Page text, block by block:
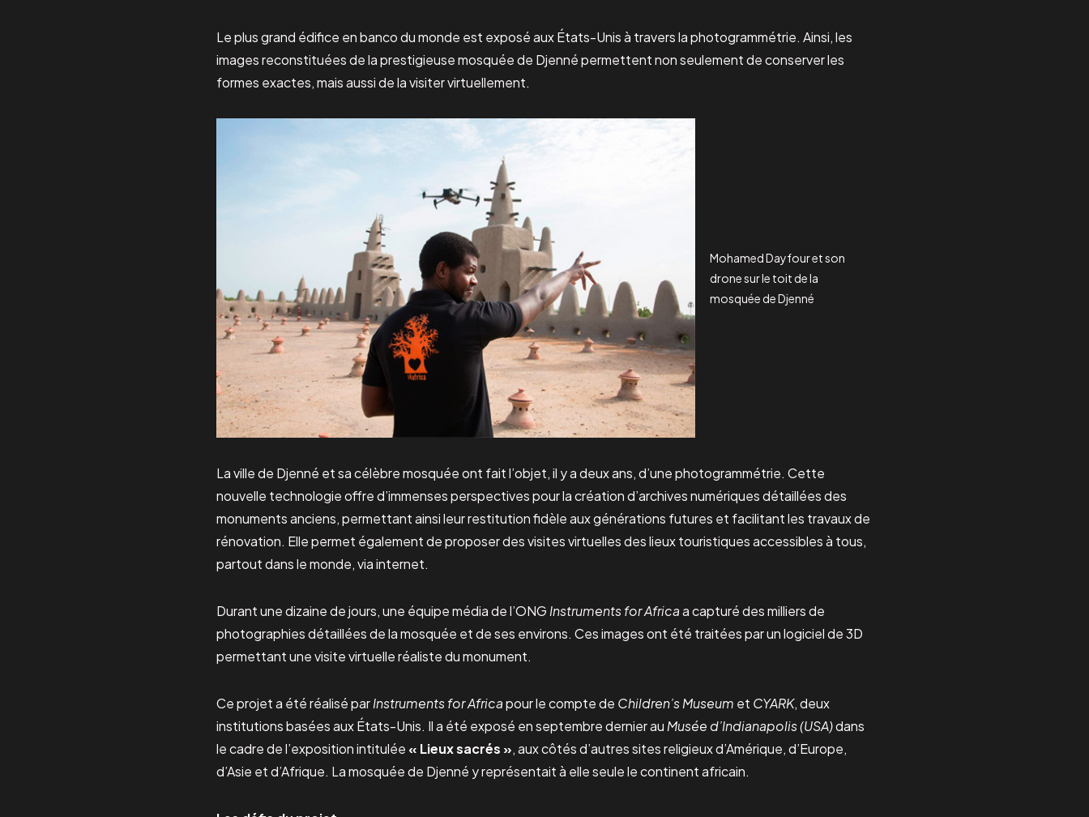
Le plus grand édifice en banco du monde est exposé aux États-Unis à travers la photogrammétrie. Ainsi, les
images reconstituées de la prestigieuse mosquée de Djenné permettent non seulement de conserver les
formes exactes, mais aussi de la visiter virtuellement.
Mohamed Dayfour et son
drone sur le toit de la
mosquée de Djenné
La ville de Djenné et sa célèbre mosquée ont fait l’objet, il y a deux ans, d’une photogrammétrie. Cette
nouvelle technologie offre d’immenses perspectives pour la création d’archives numériques détaillées des
monuments anciens, permettant ainsi leur restitution fidèle aux générations futures et facilitant les travaux de
rénovation. Elle permet également de proposer des visites virtuelles des lieux touristiques accessibles à tous,
partout dans le monde, via internet.
Durant une dizaine de jours, une équipe média de l’ONGInstruments for Africaa capturé des milliers de
photographies détaillées de la mosquée et de ses environs. Ces images ont été traitées par un logiciel de 3D
permettant une visite virtuelle réaliste du monument.
Ce projet a été réalisé parInstruments for Africapour le compte de Children’s Museum et CYARK, deux
institutions basées aux États-Unis. Il a été exposé en septembre dernier auMusée d’Indianapolis (USA)dans
le cadre de l’exposition intitulée « Lieux sacrés », aux côtés d’autres sites religieux d’Amérique, d’Europe,
d’Asie et d’Afrique. La mosquée de Djenné y représentait à elle seule le continent africain.